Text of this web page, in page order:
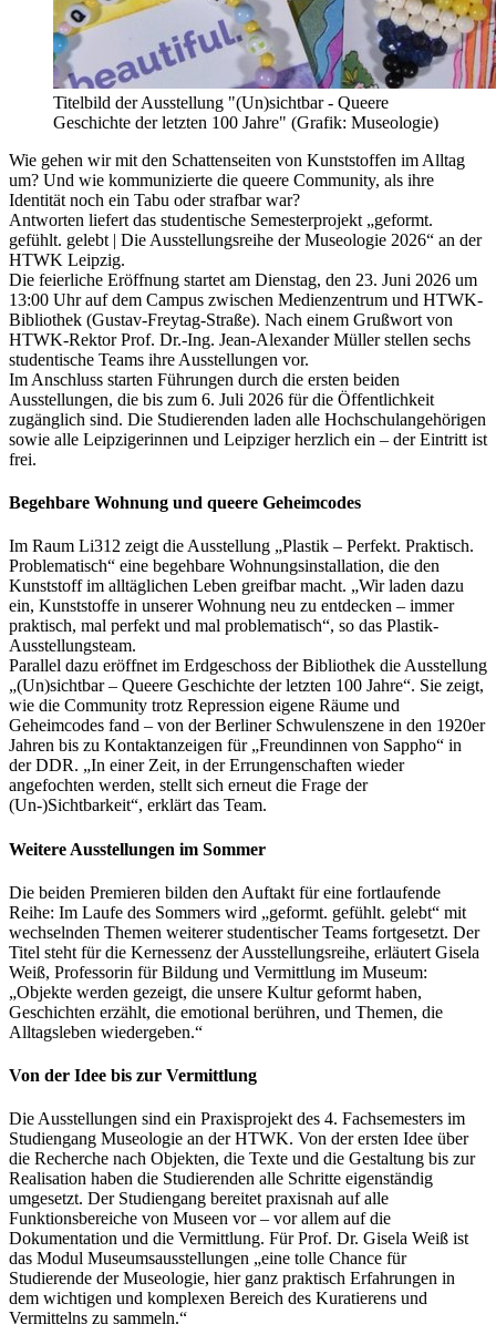
Titelbild der Ausstellung "(Un)sichtbar - Queere
Geschichte der letzten 100 Jahre" (Grafik: Museologie)
Wie gehen wir mit den Schattenseiten von Kunststoffen im Alltag
um? Und wie kommunizierte die queere Community, als ihre
Identität noch ein Tabu oder strafbar war?
Antworten liefert das studentische Semesterprojekt „geformt.
gefühlt. gelebt | Die Ausstellungsreihe der Museologie 2026“ an der
HTWK Leipzig.
Die feierliche Eröffnung startet am Dienstag, den 23. Juni 2026 um
13:00 Uhr auf dem Campus zwischen Medienzentrum und HTWK-
Bibliothek (Gustav-Freytag-Straße). Nach einem Grußwort von
HTWK-Rektor Prof. Dr.-Ing. Jean-Alexander Müller stellen sechs
studentische Teams ihre Ausstellungen vor.
Im Anschluss starten Führungen durch die ersten beiden
Ausstellungen, die bis zum 6. Juli 2026 für die Öffentlichkeit
zugänglich sind. Die Studierenden laden alle Hochschulangehörigen
sowie alle Leipzigerinnen und Leipziger herzlich ein – der Eintritt ist
frei.
Begehbare Wohnung und queere Geheimcodes
Im Raum Li312 zeigt die Ausstellung „Plastik – Perfekt. Praktisch.
Problematisch“ eine begehbare Wohnungsinstallation, die den
Kunststoff im alltäglichen Leben greifbar macht. „Wir laden dazu
ein, Kunststoffe in unserer Wohnung neu zu entdecken – immer
praktisch, mal perfekt und mal problematisch“, so das Plastik-
Ausstellungsteam.
Parallel dazu eröffnet im Erdgeschoss der Bibliothek die Ausstellung
„(Un)sichtbar – Queere Geschichte der letzten 100 Jahre“. Sie zeigt,
wie die Community trotz Repression eigene Räume und
Geheimcodes fand – von der Berliner Schwulenszene in den 1920er
Jahren bis zu Kontaktanzeigen für „Freundinnen von Sappho“ in
der DDR. „In einer Zeit, in der Errungenschaften wieder
angefochten werden, stellt sich erneut die Frage der
(Un-)Sichtbarkeit“, erklärt das Team.
Weitere Ausstellungen im Sommer
Die beiden Premieren bilden den Auftakt für eine fortlaufende
Reihe: Im Laufe des Sommers wird „geformt. gefühlt. gelebt“ mit
wechselnden Themen weiterer studentischer Teams fortgesetzt. Der
Titel steht für die Kernessenz der Ausstellungsreihe, erläutert Gisela
Weiß, Professorin für Bildung und Vermittlung im Museum:
„Objekte werden gezeigt, die unsere Kultur geformt haben,
Geschichten erzählt, die emotional berühren, und Themen, die
Alltagsleben wiedergeben.“
Von der Idee bis zur Vermittlung
Die Ausstellungen sind ein Praxisprojekt des 4. Fachsemesters im
Studiengang Museologie an der HTWK. Von der ersten Idee über
die Recherche nach Objekten, die Texte und die Gestaltung bis zur
Realisation haben die Studierenden alle Schritte eigenständig
umgesetzt. Der Studiengang bereitet praxisnah auf alle
Funktionsbereiche von Museen vor – vor allem auf die
Dokumentation und die Vermittlung. Für Prof. Dr. Gisela Weiß ist
das Modul Museumsausstellungen „eine tolle Chance für
Studierende der Museologie, hier ganz praktisch Erfahrungen in
dem wichtigen und komplexen Bereich des Kuratierens und
Vermittelns zu sammeln.“